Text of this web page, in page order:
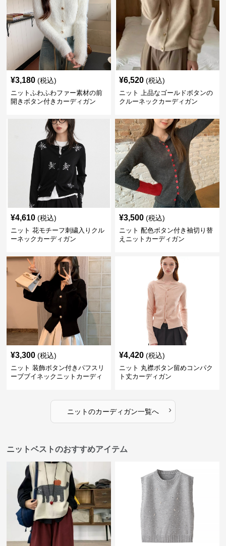
¥3,180 (税込)
ニットふわふわファー素材の前
開きボタン付きカーディガン
¥6,520 (税込)
ニット 上品なゴールドボタンの
クルーネックカーディガン
¥4,610 (税込)
ニット 花モチーフ刺繍入りクル
ーネックカーディガン
¥3,500 (税込)
ニット 配色ボタン付き袖切り替
えニットカーディガン
¥3,300 (税込)
ニット 装飾ボタン付きパフスリ
ーブブイネックニットカーディ
¥4,420 (税込)
ニット 丸襟ボタン留めコンパク
ト丈カーディガン
ニットのカーディガン一覧へ ›
ニットベストのおすすめアイテム